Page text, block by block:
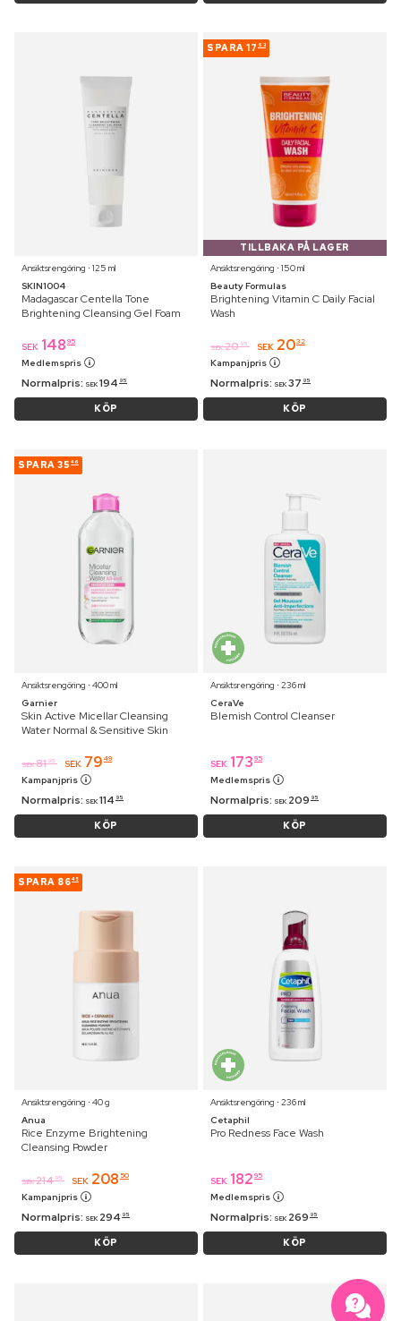
Ansiktsrengöring ⋅ 125 ml
SKIN1004
Madagascar Centella Tone
Brightening Cleansing Gel Foam
SEK 148 95
Medlemspris
Normalpris: SEK 194 95
KÖP
SPARA 17 63
TILLBAKA PÅ LAGER
Ansiktsrengöring ⋅ 150 ml
Beauty Formulas
Brightening Vitamin C Daily Facial
Wash
SEK 20 95 SEK 2032
Kampanjpris
Normalpris: SEK 37 95
KÖP
SPARA 35 46
Ansiktsrengöring ⋅ 400 ml
Garnier
Skin Active Micellar Cleansing
Water Normal & Sensitive Skin
SEK 81 95 SEK 79 49
Kampanjpris
Normalpris: SEK 114 95
KÖP
Ansiktsrengöring ⋅ 236 ml
CeraVe
Blemish Control Cleanser
SEK 173 95
Medlemspris
Normalpris: SEK 209 95
KÖP
SPARA 8645
Ansiktsrengöring ⋅ 40 g
Anua
Rice Enzyme Brightening
Cleansing Powder
SEK 214 95 SEK 208 50
Kampanjpris
Normalpris: SEK 294 95
KÖP
Ansiktsrengöring ⋅ 236 ml
Cetaphil
Pro Redness Face Wash
SEK 182 95
Medlemspris
Normalpris: SEK 269 95
KÖP